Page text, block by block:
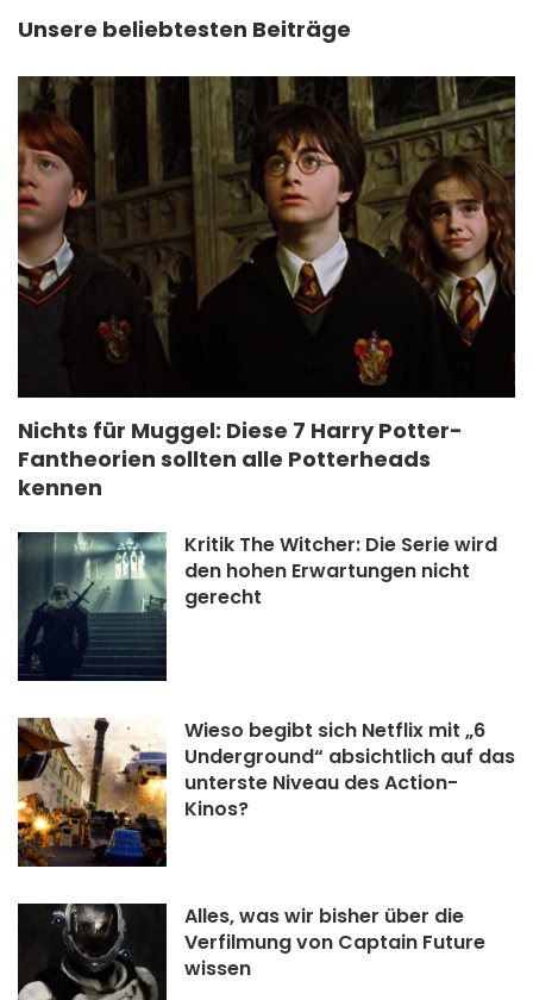
Unsere beliebtesten Beiträge
Nichts für Muggel: Diese 7 Harry Potter-
Fantheorien sollten alle Potterheads
kennen
Kritik The Witcher: Die Serie wird
den hohen Erwartungen nicht
gerecht
Wieso begibt sich Netflix mit „6
Underground“ absichtlich auf das
unterste Niveau des Action-
Kinos?
Alles, was wir bisher über die
Verfilmung von Captain Future
wissen